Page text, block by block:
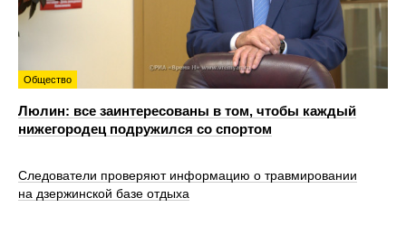
Общество
Люлин: все заинтересованы в том, чтобы каждый
нижегородец подружился со спортом
Следователи проверяют информацию о травмировании
на дзержинской базе отдыха